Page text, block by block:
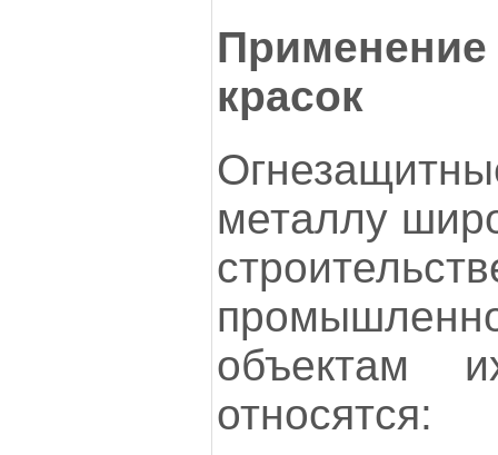
красок
металлу
объектам
относятся: